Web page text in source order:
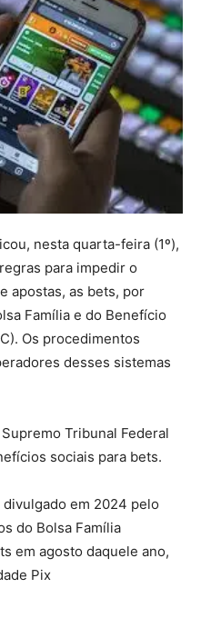
nesta quarta-feira (1º),
para impedir o
apostas, as bets, por
Família e do Benefício
Os procedimentos
desses sistemas
Tribunal Federal
sociais para bets.
em 2024 pelo
do Bolsa Família
em agosto daquele ano,
Pix